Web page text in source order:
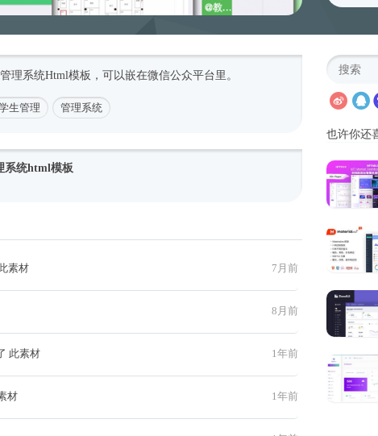
理系统Html模板 ，可以嵌在微信公众平台里。
生管理 管理系统
系统html模板
素材 7月前
8月前
此素材 1年前
材 1年前
也许你还